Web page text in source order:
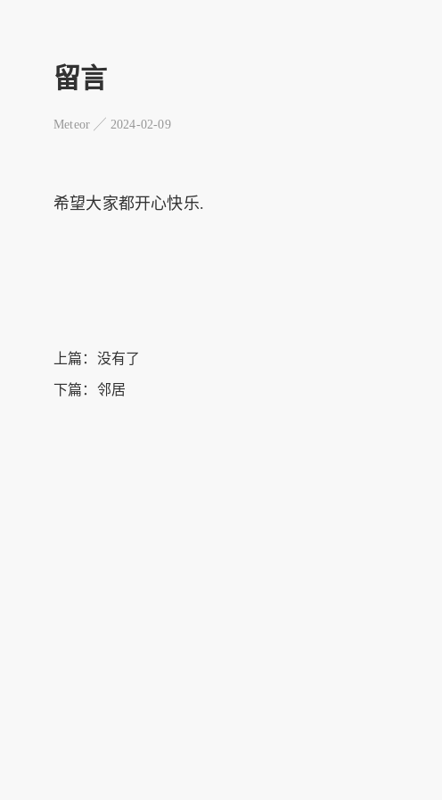
留言
Meteor ╱ 2024-02-09
希望大家都开心快乐.
上篇：没有了
下篇： 邻居